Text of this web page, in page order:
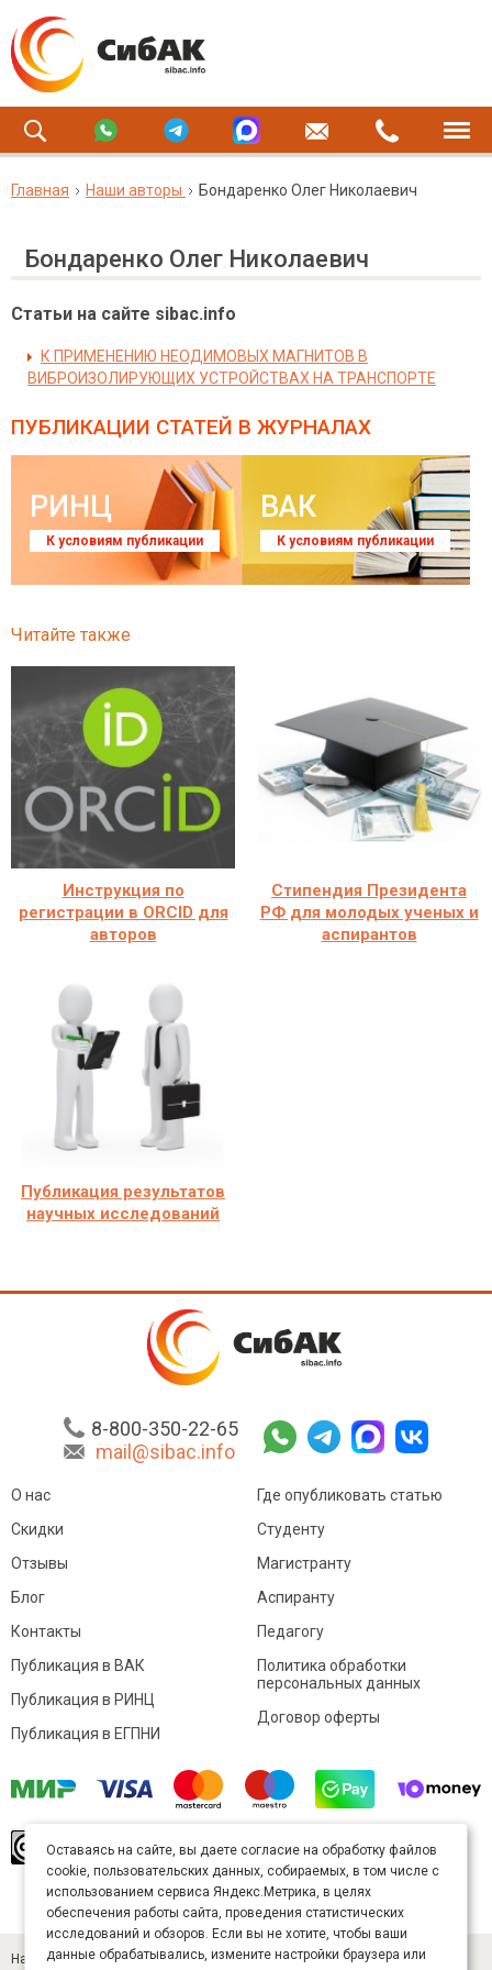
Главная Наши авторы Бондаренко Олег Николаевич
Бондаренко Олег Николаевич
Статьи на сайте sibac.info
К ПРИМЕНЕНИЮ НЕОДИМОВЫХ МАГНИТОВ В
ВИБРОИЗОЛИРУЮЩИХ УСТРОЙСТВАХ НА ТРАНСПОРТЕ
ПУБЛИКАЦИИ СТАТЕЙ В ЖУРНАЛАХ
РИНЦ
К условиям публикации
ВАК
К условиям публикации
Читайте также
Инструкция по
регистрации в ORCID для
авторов
Стипендия Президента
РФ для молодых ученых и
аспирантов
Публикация результатов
научных исследований
8-800-350-22-65
mail@sibac.info
О нас
Скидки
Отзывы
Блог
Контакты
Где опубликовать статью
Студенту
Магистранту
Аспиранту
Педагогу
Публикация в ВАК
Публикация в РИНЦ
Публикация в ЕГПНИ
Политика обработки
персональных данных
Договор оферты
произведение доступно полицензии Creative
Commons «Attribution» («Атрибуция») 4.0
Непортированная.
Карта сайта
Научный журнал «Студенческий» (ISSN 2541-9412). Издатель — ООО
Оставаясь на сайте, вы даете согласие на обработку файлов
cookie, пользовательских данных, собираемых, в том числе с
использованием сервиса Яндекс.Метрика, в целях
обеспечения работы сайта, проведения статистических
исследований и обзоров. Если вы не хотите, чтобы ваши
данные обрабатывались, измените настройки браузера или